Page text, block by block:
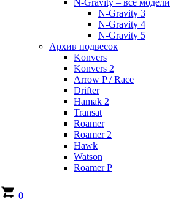
N-Gravity – все модели
N-Gravity 3
N-Gravity 4
N-Gravity 5
Архив подвесок
Konvers
Konvers 2
Arrow P / Race
Drifter
Hamak 2
Transat
Roamer
Roamer 2
Hawk
Watson
Roamer P
0